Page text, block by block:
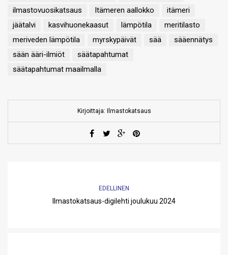
ilmastovuosikatsaus Itämeren aallokko
itämeri
jäätalvi
kasvihuonekaasut lämpötila
meritilasto
meriveden lämpötila
myrskypäivät sää
sääennätys
sään ääri-ilmiöt
säätapahtumat
säätapahtumat maailmalla
Kirjoittaja: Ilmastokatsaus
EDELLINEN
Ilmastokatsaus-digilehti joulukuu 2024